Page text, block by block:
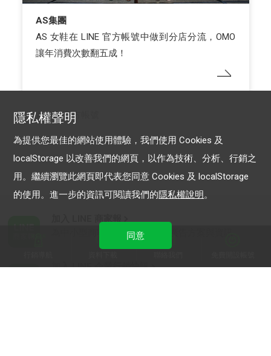
AS集團
AS 女鞋在 LINE 官方帳號中做到分店分流，OMO
讓年消費次數翻五成！
LINE 官方帳號
為中小型商家提供LINE最新的廣告方案與資訊
加入 LINE 企業行銷快訊
隱私權聲明
為提供您最佳的網站使用體驗，我們使用 Cookies 及
localStorage 以改善我們的網頁，以作為技術、分析、行銷之
用。繼續瀏覽此網頁即代表您同意 Cookies 及 localStorage
的使用。進一步的資訊可閱讀我們的隱私權說明。
同意